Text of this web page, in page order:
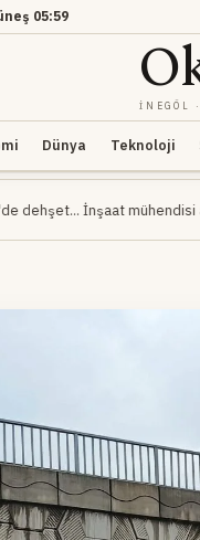
05:59
İNEGÖL
Dünya Teknoloji
mühendisi ağır yaralandı